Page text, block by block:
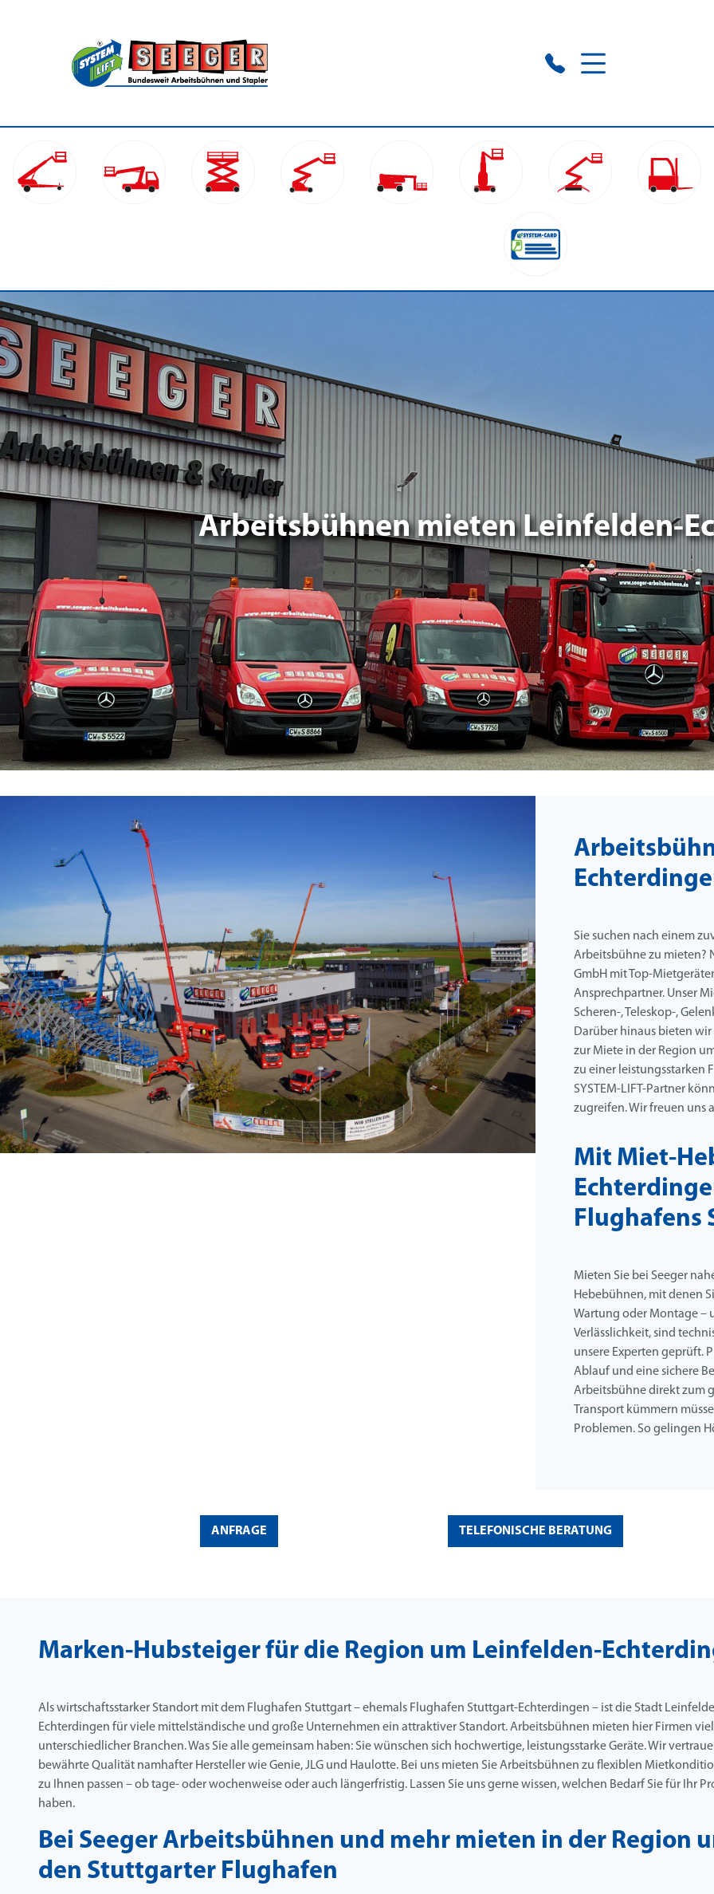
Arbeitsbühnen mieten Leinfelden-
Sie suchen nach einem
Arbeitsbühne zu mieten?
GmbH mit Top-
Ansprechpartner. Unser
Scheren-, Teleskop-,
Darüber hinaus bieten
zur Miete in der Region
zu einer leistungsstarken
SYSTEM-LIFT-Partner
zugreifen. Wir freuen uns
Mit Miet-
Flughafens
Mieten Sie bei Seeger
Hebebühnen, mit denen
Wartung oder Montage –
Verlässlichkeit, sind
unsere Experten geprüft.
Ablauf und eine sichere
Arbeitsbühne direkt zum
Transport kümmern
Problemen. So gelingen
ANFRAGE TELEFONISCHE BERATUNG
Marken-Hubsteiger für die Region um Leinfelden-
Als wirtschaftsstarker Standort mit dem Flughafen Stuttgart – ehemals Flughafen Stuttgart-Echterdingen – ist die Stadt
Echterdingen für viele mittelständische und große Unternehmen ein attraktiver Standort. Arbeitsbühnen mieten hier Firmen
unterschiedlicher Branchen. Was Sie alle gemeinsam haben: Sie wünschen sich hochwertige, leistungsstarke Geräte. Wir
bewährte Qualität namhafter Hersteller wie Genie, JLG und Haulotte. Bei uns mieten Sie Arbeitsbühnen zu flexiblen
zu Ihnen passen – ob tage- oder wochenweise oder auch längerfristig. Lassen Sie uns gerne wissen, welchen Bedarf Sie für Ihr
haben.
Bei Seeger Arbeitsbühnen und mehr mieten in der Region
den Stuttgarter Flughafen